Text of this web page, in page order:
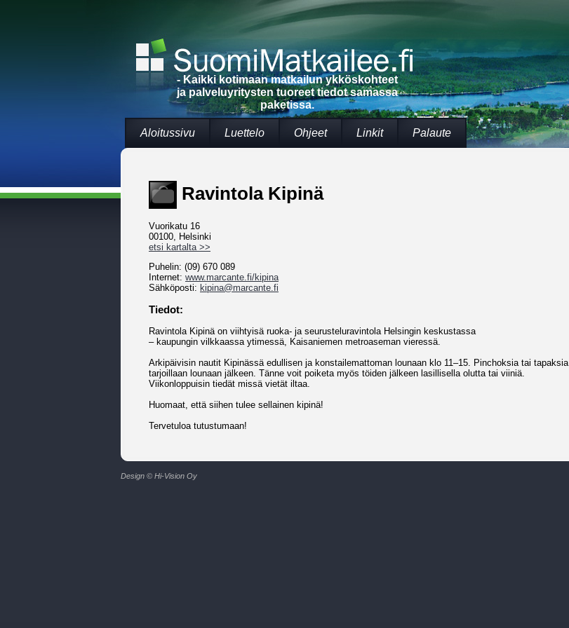
- Kaikki kotimaan matkailun ykköskohteet
ja palveluyritysten tuoreet tiedot samassa
paketissa.
Aloitussivu Luettelo Ohjeet Linkit Palaute
Ravintola Kipinä
Vuorikatu 16
00100, Helsinki
etsi kartalta >>
Puhelin: (09) 670 089
Internet: www.marcante.fi/kipina
Sähköposti: kipina@marcante.fi
Tiedot:
Ravintola Kipinä on viihtyisä ruoka- ja seurusteluravintola Helsingin keskustassa
– kaupungin vilkkaassa ytimessä, Kaisaniemen metroaseman vieressä.
Arkipäivisin nautit Kipinässä edullisen ja konstailemattoman lounaan klo 11–15. Pinchoksia tai tapaksia
tarjoillaan lounaan jälkeen. Tänne voit poiketa myös töiden jälkeen lasillisella olutta tai viiniä.
Viikonloppuisin tiedät missä vietät iltaa.
Huomaat, että siihen tulee sellainen kipinä!
Tervetuloa tutustumaan!
Design © Hi-Vision Oy